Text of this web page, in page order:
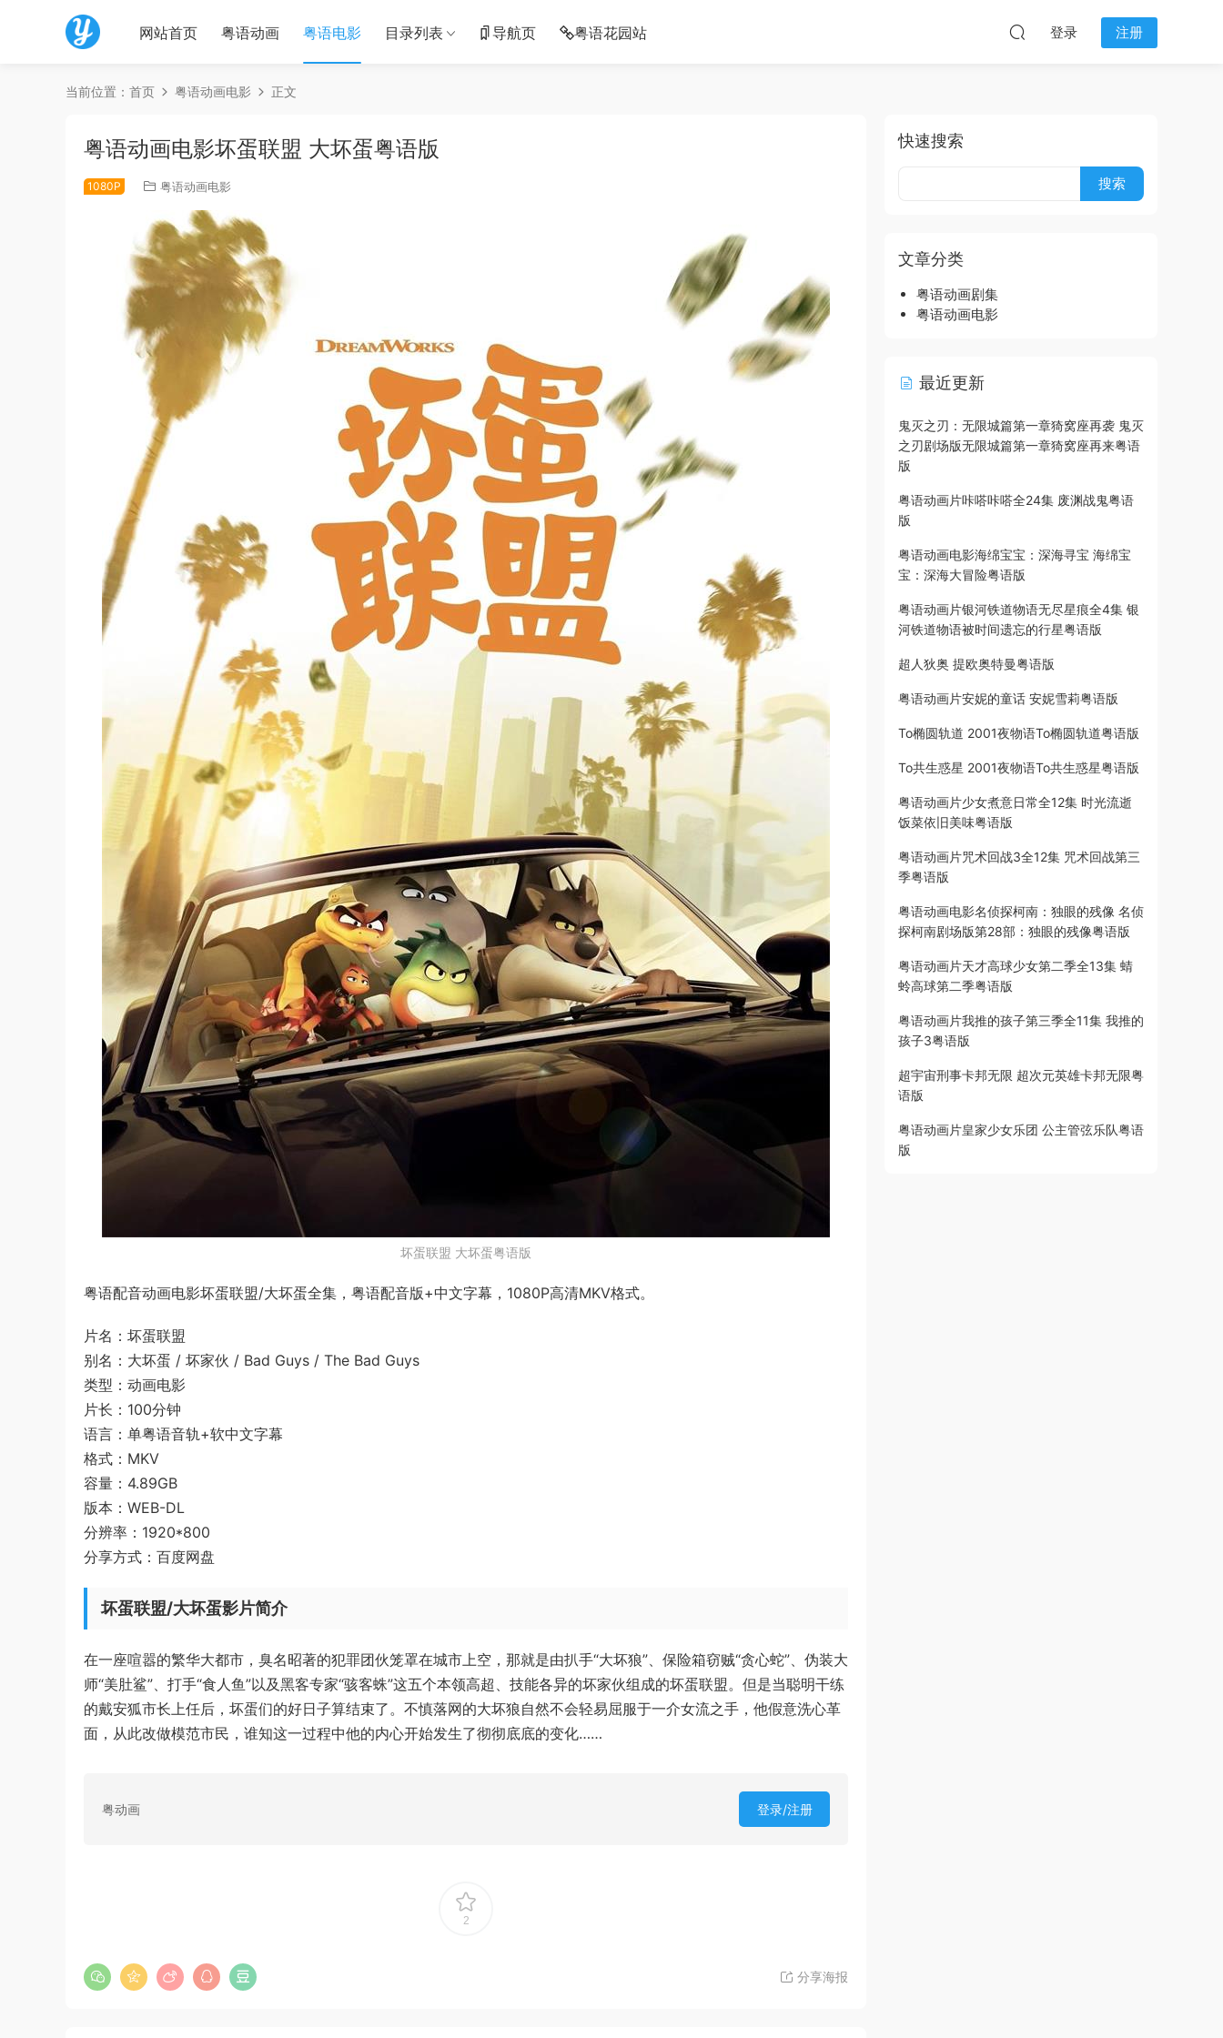
网站首页 粤语动画 粤语电影 目录列表 导航页 粤语花园站 登录 注册
当前位置： 首页 粤语动画电影 正文
粤语动画电影坏蛋联盟 大坏蛋粤语版
1080P 粤语动画电影
坏蛋联盟 大坏蛋粤语版
粤语配音动画电影坏蛋联盟/大坏蛋全集，粤语配音版+中文字幕，1080P高清MKV格式。
片名：坏蛋联盟
别名：大坏蛋 / 坏家伙 / Bad Guys / The Bad Guys
类型：动画电影
片长：100分钟
语言：单粤语音轨+软中文字幕
格式：MKV
容量：4.89GB
版本：WEB-DL
分辨率：1920*800
分享方式：百度网盘
坏蛋联盟/大坏蛋影片简介
在一座喧嚣的繁华大都市，臭名昭著的犯罪团伙笼罩在城市上空，那就是由扒手“大坏狼”、保险箱窃贼“贪心蛇”、伪装大
师“美肚鲨”、打手“食人鱼”以及黑客专家“骇客蛛”这五个本领高超、技能各异的坏家伙组成的坏蛋联盟。但是当聪明干练
的戴安狐市长上任后，坏蛋们的好日子算结束了。不慎落网的大坏狼自然不会轻易屈服于一介女流之手，他假意洗心革
面，从此改做模范市民，谁知这一过程中他的内心开始发生了彻彻底底的变化……
粤动画 登录/注册
2
分享海报
快速搜索
文章分类
粤语动画剧集
粤语动画电影
最近更新
鬼灭之刃：无限城篇第一章猗窝座再袭 鬼灭
之刃剧场版无限城篇第一章猗窝座再来粤语
版
粤语动画片咔嗒咔嗒全24集 废渊战鬼粤语
版
粤语动画电影海绵宝宝：深海寻宝 海绵宝
宝：深海大冒险粤语版
粤语动画片银河铁道物语无尽星痕全4集 银
河铁道物语被时间遗忘的行星粤语版
超人狄奥 提欧奥特曼粤语版
粤语动画片安妮的童话 安妮雪莉粤语版
To椭圆轨道 2001夜物语To椭圆轨道粤语版
To共生惑星 2001夜物语To共生惑星粤语版
粤语动画片少女煮意日常全12集 时光流逝
饭菜依旧美味粤语版
粤语动画片咒术回战3全12集 咒术回战第三
季粤语版
粤语动画电影名侦探柯南：独眼的残像 名侦
探柯南剧场版第28部：独眼的残像粤语版
粤语动画片天才高球少女第二季全13集 蜻
蛉高球第二季粤语版
粤语动画片我推的孩子第三季全11集 我推的
孩子3粤语版
超宇宙刑事卡邦无限 超次元英雄卡邦无限粤
语版
粤语动画片皇家少女乐团 公主管弦乐队粤语
版